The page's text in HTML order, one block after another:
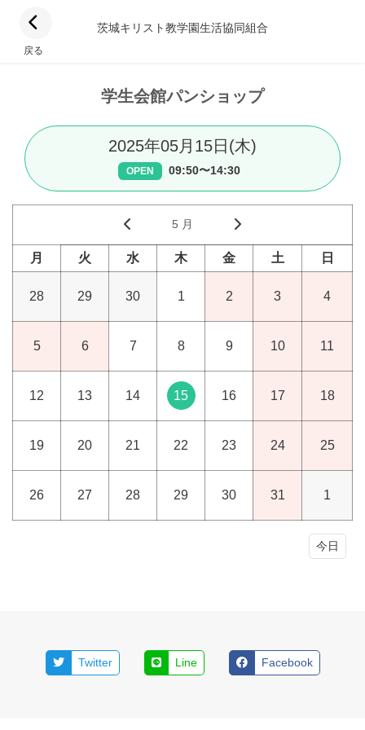
戻る
茨城キリスト教学園生活協同組合
学生会館パンショップ
2025年05月15日(木)
OPEN 09:50〜14:30
5 月
月 火 水 木 金 土 日
28 29 30 1 2 3 4
5 6 7 8 9 10 11
12 13 14 15 16 17 18
19 20 21 22 23 24 25
26 27 28 29 30 31 1
今日
Twitter Line Facebook